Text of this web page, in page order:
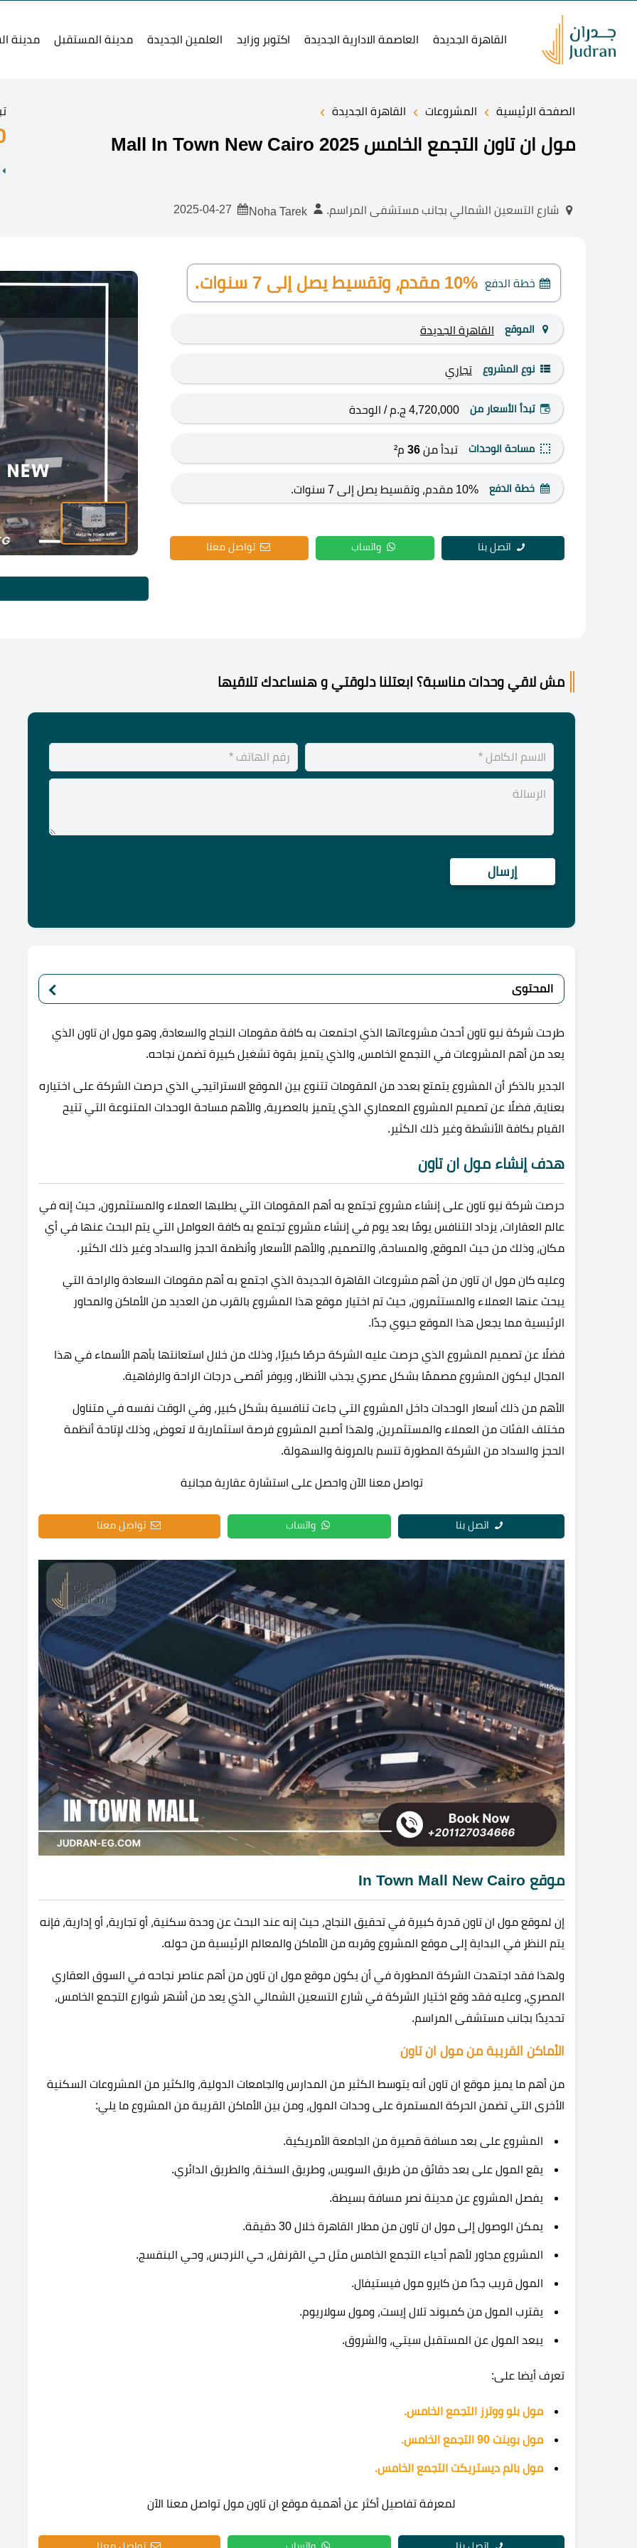
القاهرة الجديدة العاصمة الادارية الجديدة اكتوبر وزايد العلمين الجديدة مدينة المستقبل مدينة
الصفحة الرئيسية › المشروعات › القاهرة الجديدة ›
مول ان تاون التجمع الخامس 2025 Mall In Town New Cairo
شارع التسعين الشمالي بجانب مستشفى المراسم. Noha Tarek
خطة الدفع 10% مقدم، وتقسيط يصل إلى 7 سنوات.
الموقع القاهرة الجديدة
نوع المشروع تجاري
تبدأ الأسعار من 4,720,000 ج.م / الوحدة
مساحة الوحدات تبدأ من36 م²
خطة الدفع 10% مقدم، وتقسيط يصل إلى 7 سنوات.
اتصل بنا واتساب تواصل معنا
مش لاقي وحدات مناسبة؟ ابعتلنا دلوقتي و هنساعدك تلاقيها
المحتوى
طرحت شركة نيو تاون أحدث مشروعاتها الذي اجتمعت به كافة مقومات النجاح والسعادة، وهو مول ان تاون الذي
يعد من أهم المشروعات في التجمع الخامس، والذي يتميز بقوة تشغيل كبيرة تضمن نجاحه.
الجدير بالذكر أن المشروع يتمتع بعدد من المقومات تتنوع بين الموقع الاستراتيجي الذي حرصت الشركة على اختياره
بعناية، فضلًا عن تصميم المشروع المعماري الذي يتميز بالعصرية، والأهم مساحة الوحدات المتنوعة التي تتيح
القيام بكافة الأنشطة وغير ذلك الكثير.
هدف إنشاء مول ان تاون
حرصت شركة نيو تاون على إنشاء مشروع تجتمع به أهم المقومات التي يطلبها العملاء والمستثمرون، حيث إنه في
عالم العقارات، يزداد التنافس يومًا بعد يوم في إنشاء مشروع تجتمع به كافة العوامل التي يتم البحث عنها في أي
مكان، وذلك من حيث الموقع، والمساحة، والتصميم، والأهم الأسعار وأنظمة الحجز والسداد وغير ذلك الكثير.
وعليه كان مول ان تاون من أهم مشروعات القاهرة الجديدة الذي اجتمع به أهم مقومات السعادة والراحة التي
يبحث عنها العملاء والمستثمرون، حيث تم اختيار موقع هذا المشروع بالقرب من العديد من الأماكن والمحاور
الرئيسية مما يجعل هذا الموقع حيوي جدًا.
فضلًا عن تصميم المشروع الذي حرصت عليه الشركة حرصًا كبيرًا، وذلك من خلال استعانتها بأهم الأسماء في هذا
المجال ليكون المشروع مصممًا بشكل عصري يجذب الأنظار، ويوفر أقصى درجات الراحة والرفاهية.
الأهم من ذلك أسعار الوحدات داخل المشروع التي جاءت تنافسية بشكل كبير، وفي الوقت نفسه في متناول
مختلف الفئات من العملاء والمستثمرين، ولهذا أصبح المشروع فرصة استثمارية لا تعوض، وذلك لإتاحة أنظمة
الحجز والسداد من الشركة المطورة تتسم بالمرونة والسهولة.
تواصل معنا الآن واحصل على استشارة عقارية مجانية
اتصل بنا واتساب تواصل معنا
موقع In Town Mall New Cairo
إن لموقع مول ان تاون قدرة كبيرة في تحقيق النجاح، حيث إنه عند البحث عن وحدة سكنية، أو تجارية، أو إدارية، فإنه
يتم النظر في البداية إلى موقع المشروع وقربه من الأماكن والمعالم الرئيسية من حوله.
ولهذا فقد اجتهدت الشركة المطورة في أن يكون موقع مول ان تاون من أهم عناصر نجاحه في السوق العقاري
المصري، وعليه فقد وقع اختيار الشركة في شارع التسعين الشمالي الذي يعد من أشهر شوارع التجمع الخامس،
تحديدًا بجانب مستشفى المراسم.
الأماكن القريبة من مول ان تاون
من أهم ما يميز موقع ان تاون أنه يتوسط الكثير من المدارس والجامعات الدولية، والكثير من المشروعات السكنية
الأخرى التي تضمن الحركة المستمرة على وحدات المول، ومن بين الأماكن القريبة من المشروع ما يلي:
المشروع على بعد مسافة قصيرة من الجامعة الأمريكية.
يقع المول على بعد دقائق من طريق السويس، وطريق السخنة، والطريق الدائري.
يفصل المشروع عن مدينة نصر مسافة بسيطة.
يمكن الوصول إلى مول ان تاون من مطار القاهرة خلال 30 دقيقة.
المشروع مجاور لأهم أحياء التجمع الخامس مثل حي القرنفل، حي النرجس، وحي البنفسج.
المول قريب جدًا من كايرو مول فيستيفال.
يقترب المول من كمبوند تلال إيست، ومول سولاريوم.
يبعد المول عن المستقبل سيتي، والشروق.
تعرف أيضا على:
مول بلو ووترز التجمع الخامس.
مول بوينت 90 التجمع الخامس.
مول بالم ديستريكت التجمع الخامس.
لمعرفة تفاصيل أكثر عن أهمية موقع ان تاون مول تواصل معنا الآن